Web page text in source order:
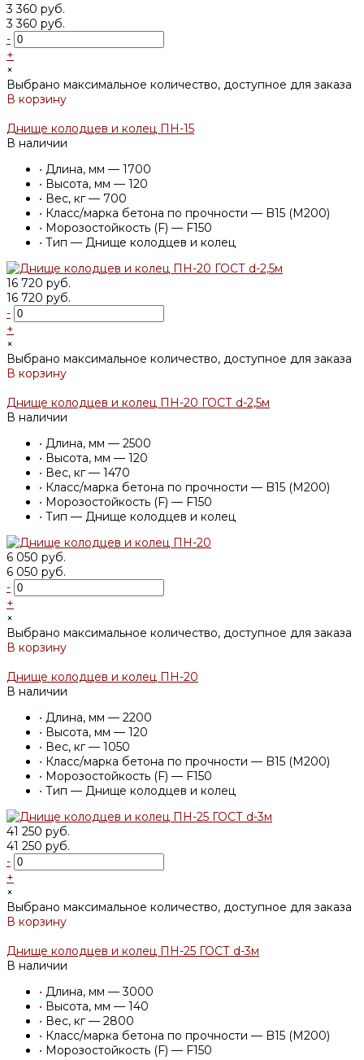
3 360 руб.
3 360 руб.
-
+
×
Выбрано максимальное количество, доступное для заказа
В корзину
Днище колодцев и колец ПН-15
В наличии
• Длина, мм — 1700
• Высота, мм — 120
• Вес, кг — 700
• Класс/марка бетона по прочности — B15 (M200)
• Морозостойкость (F) — F150
• Тип — Днище колодцев и колец
16 720 руб.
16 720 руб.
-
+
×
Выбрано максимальное количество, доступное для заказа
В корзину
Днище колодцев и колец ПН-20 ГОСТ d-2,5м
В наличии
• Длина, мм — 2500
• Высота, мм — 120
• Вес, кг — 1470
• Класс/марка бетона по прочности — B15 (M200)
• Морозостойкость (F) — F150
• Тип — Днище колодцев и колец
6 050 руб.
6 050 руб.
-
+
×
Выбрано максимальное количество, доступное для заказа
В корзину
Днище колодцев и колец ПН-20
В наличии
• Длина, мм — 2200
• Высота, мм — 120
• Вес, кг — 1050
• Класс/марка бетона по прочности — B15 (M200)
• Морозостойкость (F) — F150
• Тип — Днище колодцев и колец
41 250 руб.
41 250 руб.
-
+
×
Выбрано максимальное количество, доступное для заказа
В корзину
Днище колодцев и колец ПН-25 ГОСТ d-3м
В наличии
• Длина, мм — 3000
• Высота, мм — 140
• Вес, кг — 2800
• Класс/марка бетона по прочности — B15 (M200)
• Морозостойкость (F) — F150